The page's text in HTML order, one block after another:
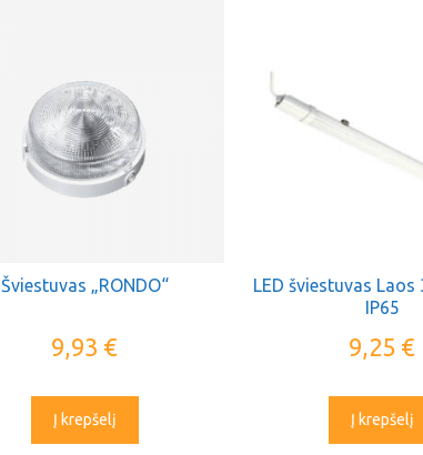
Šviestuvas „RONDO“
9,93 €
Į krepšelį
LED šviestuvas Laos
IP65
9,25 €
Į krepšelį